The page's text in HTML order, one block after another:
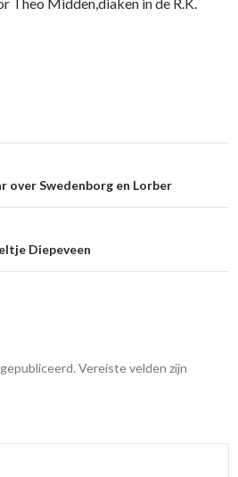
over Swedenborg en Lorber
Diepeveen
Vereiste velden zijn